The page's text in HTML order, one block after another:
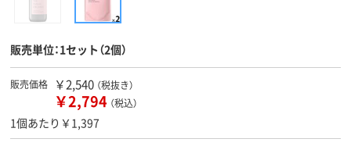
販売単位：1セット（2個）
販売価格 ￥2,540 （税抜き）
￥2,794 （税込）
1個あたり￥1,397